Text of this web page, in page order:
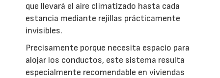
que llevará el aire climatizado hasta cada
estancia mediante rejillas prácticamente
invisibles.
Precisamente porque necesita espacio para
alojar los conductos, este sistema resulta
especialmente recomendable en viviendas